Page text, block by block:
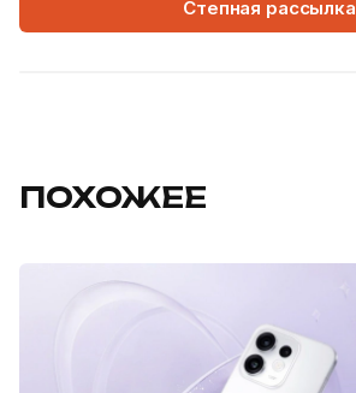
Степная рассылка
ПОХОЖЕЕ